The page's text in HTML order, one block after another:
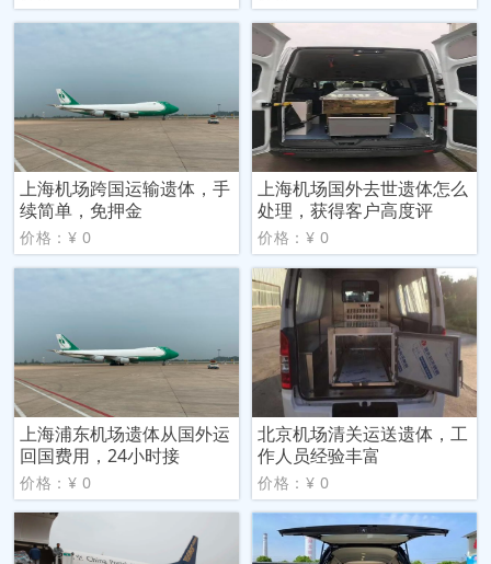
上海机场跨国运输遗体，手
续简单，免押金
价格：¥ 0
上海机场国外去世遗体怎么
处理，获得客户高度评
价格：¥ 0
上海浦东机场遗体从国外运
回国费用，24小时接
价格：¥ 0
北京机场清关运送遗体，工
作人员经验丰富
价格：¥ 0